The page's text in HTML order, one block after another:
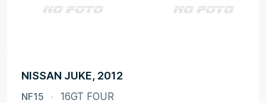
NISSAN JUKE, 2012
NF15 16GT FOUR